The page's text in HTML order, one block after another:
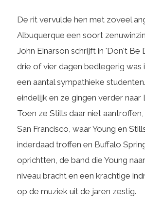
De rit vervulde hen met zoveel
Albuquerque een soort
John Einarson schrijft in 'Don't Be
drie of vier dagen bedlegerig was
een aantal sympathieke
eindelijk en ze gingen verder naar
Toen ze Stills daar niet
San Francisco, waar Young en
inderdaad troffen en Buffalo
oprichtten, de band die Young
niveau bracht en een krachtige
op de muziek uit de jaren zestig.